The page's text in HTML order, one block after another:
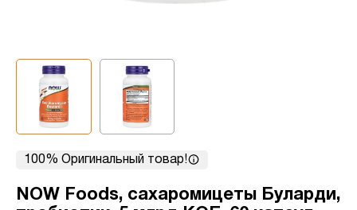
100% Оригинальный товар!
NOW Foods, сахаромицеты Буларди,